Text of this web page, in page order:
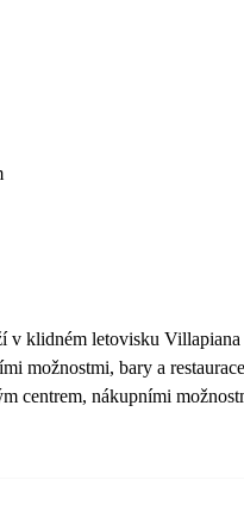
v klidném letovisku Villapiana
možnostmi, bary a
centrem, nákupními